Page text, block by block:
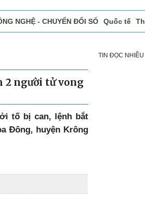
NGHỆ - CHUYỂN ĐỔI SỐ Quốc tế
2 người tử vong
tố bị can, lệnh bắt
Đông, huyện Krông
TIN ĐỌC NHIỀU